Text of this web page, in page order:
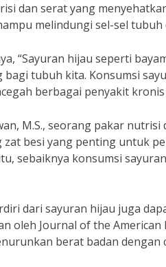
dan serat yang
melindungi sel-sel tubuh
“Sayuran hijau seperti
tubuh kita. Konsumsi
berbagai penyakit
M.S., seorang pakar
zat besi yang penting untuk
sebaiknya konsumsi
dari sayuran hijau juga
oleh Journal of the
berat badan dengan